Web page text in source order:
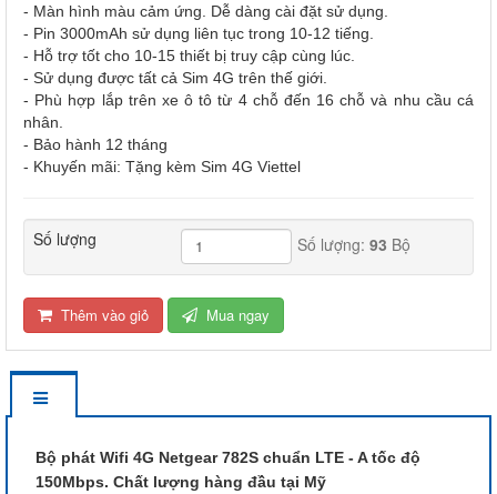
- Màn hình màu cảm ứng. Dễ dàng cài đặt sử dụng.
- Pin 3000mAh sử dụng liên tục trong 10-12 tiếng.
- Hỗ trợ tốt cho 10-15 thiết bị truy cập cùng lúc.
- Sử dụng được tất cả Sim 4G trên thế giới.
- Phù hợp lắp trên xe ô tô từ 4 chỗ đến 16 chỗ và nhu cầu cá
nhân.
- Bảo hành 12 tháng
- Khuyến mãi: Tặng kèm Sim 4G Viettel
Số lượng Số lượng: 93 Bộ
Thêm vào giỏ Mua ngay
Bộ phát Wifi 4G Netgear 782S chuẩn LTE - A tốc độ
150Mbps. Chất lượng hàng đầu tại Mỹ